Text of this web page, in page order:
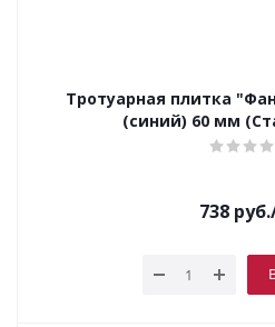
Тротуарная плитка
(синий) 60 мм
738 руб.